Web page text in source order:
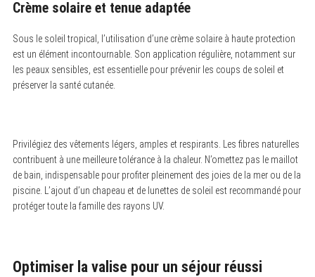
Crème solaire et tenue adaptée
Sous le soleil tropical, l’utilisation d’une crème solaire à haute protection
est un élément incontournable. Son application régulière, notamment sur
les peaux sensibles, est essentielle pour prévenir les coups de soleil et
préserver la santé cutanée.
Privilégiez des vêtements légers, amples et respirants. Les fibres naturelles
contribuent à une meilleure tolérance à la chaleur. N’omettez pas le maillot
de bain, indispensable pour profiter pleinement des joies de la mer ou de la
piscine. L’ajout d’un chapeau et de lunettes de soleil est recommandé pour
protéger toute la famille des rayons UV.
Optimiser la valise pour un séjour réussi